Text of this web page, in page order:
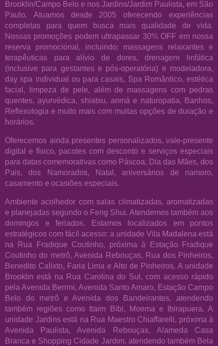
Brooklin/Campo Belo e nos Jardins/Jardim Paulista, em São
Paulo. Atuamos desde 2005 oferecendo experiências
completas para quem busca mais qualidade de vida.
Nossas promoções podem ultrapassar 30% OFF em nossa
reserva promocional, incluindo: massagens relaxantes e
terapêuticas para alívio de dores, drenagem linfática
(inclusive para gestantes e pós-operatória) e modeladora,
day spa individual ou para casais, Spa Romântico, estética
facial, limpeza de pele, além de massagens com pedras
quentes, ayurvédica, shiatsu, anmá e naturopatia, Banhos,
Reflexologia e muito mais com muitas opções de duração e
horários.
Oferecemos ainda presentes personalizados, vale-presente
digital e físico, pacotes com desconto e serviços especiais
para datas comemorativas como Páscoa, Dia das Mães, dos
Pais, dos Namorados, Natal, aniversários de namoro,
casamento e ocasiões especiais.
Ambiente acolhedor com salas climatizadas, aromatizadas
e planejadas segundo o Feng Shui. Atendemos também aos
domingos e feriados. Estamos localizados em pontos
estratégicos com fácil acesso: a unidade Vila Madalena está
na Rua Fradique Coutinho, próxima à Estação Fradique
Coutinho do metrô, Avenida Rebouças, Rua dos Pinheiros,
Benedito Calixto, Faria Lima e Alto de Pinheiros. A unidade
Brooklin está na Rua Carolina do Sul, com acesso rápido
pela Avenida Berrini, Avenida Santo Amaro, Estação Campo
Belo do metrô e Avenida dos Bandeirantes, atendendo
também regiões como Itaim Bibi, Moema e Ibirapuera. A
unidade Jardins está na Rua Maestro Chiaffarelli, próxima à
Avenida Paulista, Avenida Rebouças, Alameda Casa
Branca e Shopping Cidade Jardim, atendendo também Bela